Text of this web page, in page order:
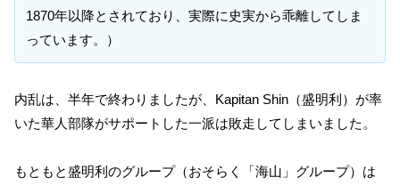
1870年以降とされており、実際に史実から乖離してしま
っています。）
内乱は、半年で終わりましたが、Kapitan Shin（盛明利）が率
いた華人部隊がサポートした一派は敗走してしまいました。
もともと盛明利のグループ（おそらく「海山」グループ）は